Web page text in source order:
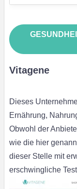
Vitagene
Dieses
Ernährung,
Obwohl der
wie die hier
dieser Stelle mit
erschwingliche